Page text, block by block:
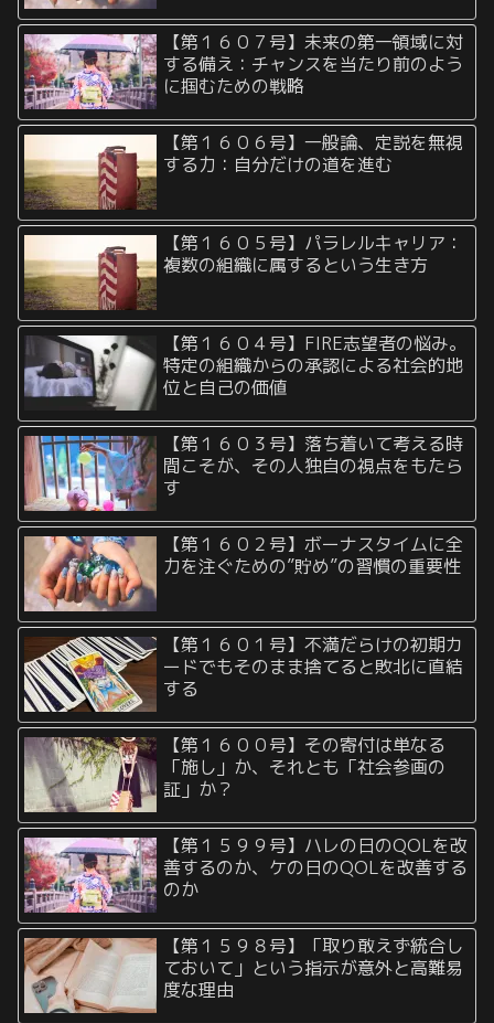
【第１６０７号】未来の第一領域に対
する備え：チャンスを当たり前のよう
に掴むための戦略
【第１６０６号】一般論、定説を無視
する力：自分だけの道を進む
【第１６０５号】パラレルキャリア：
複数の組織に属するという生き方
【第１６０４号】FIRE志望者の悩み。
特定の組織からの承認による社会的地
位と自己の価値
【第１６０３号】落ち着いて考える時
間こそが、その人独自の視点をもたら
す
【第１６０２号】ボーナスタイムに全
力を注ぐための”貯め”の習慣の重要性
【第１６０１号】不満だらけの初期カ
ードでもそのまま捨てると敗北に直結
する
【第１６００号】その寄付は単なる
「施し」か、それとも「社会参画の
証」か？
【第１５９９号】ハレの日のQOLを改
善するのか、ケの日のQOLを改善する
のか
【第１５９８号】「取り敢えず統合し
ておいて」という指示が意外と高難易
度な理由